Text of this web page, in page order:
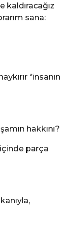
kaldıracağız
sana:
‘’insanın
hakkını?
parça